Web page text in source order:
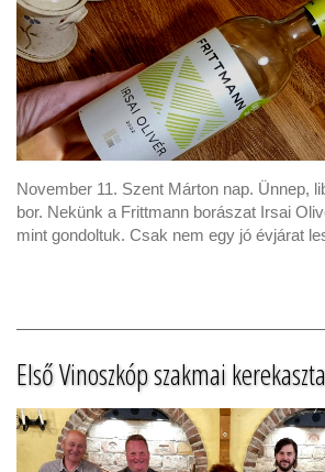
November 11. Szent Márton nap. Ünnep,
bor. Nekünk a Frittmann borászat Irsai
mint gondoltuk. Csak nem egy jó évjárat
Első Vinoszkóp szakmai